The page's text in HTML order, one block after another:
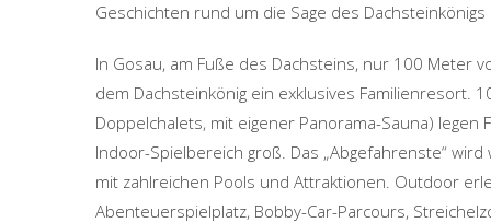
Geschichten rund um die Sage des
In Gosau, am Fuße des Dachsteins, nur 100 Meter
dem Dachsteinkönig ein exklusives Familienresort.
Doppelchalets, mit eigener Panorama-Sauna)
Indoor-Spielbereich groß. Das „Abgefahrenste“
mit zahlreichen Pools und Attraktionen. Outdoor
Abenteuerspielplatz, Bobby-Car-Parcours,